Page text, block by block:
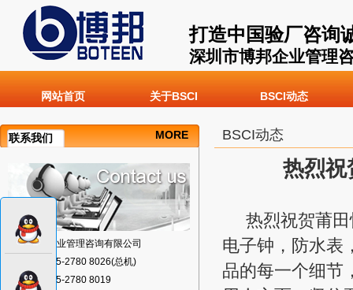
打造中国验厂咨询
深圳市博邦企业管理
网站首页 关于BSCI BSCI动态
联系我们 MORE
深圳市博邦企业管理咨询有限公司
TEL:+86-0755-2780 8026(总机)
FAX:+86-0755-2780 8019
BSCI动态
热烈祝
热烈祝贺莆田
电子钟，防水表
品的每一个细节